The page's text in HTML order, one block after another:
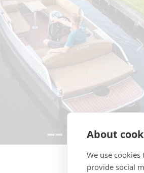
About
We use
provide social